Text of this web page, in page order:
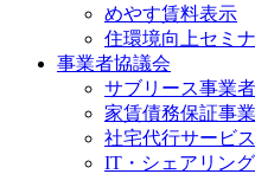
めやす賃料表示
住環境向上セミ
事業者協議会
サブリース事業
家賃債務保証事
社宅代行サービ
IT・シェアリン